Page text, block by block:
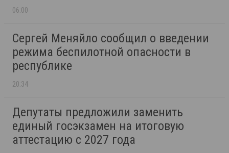
06:00
Сергей Меняйло сообщил о введении
режима беспилотной опасности в
республике
20:34
Депутаты предложили заменить
единый госэкзамен на итоговую
аттестацию с 2027 года